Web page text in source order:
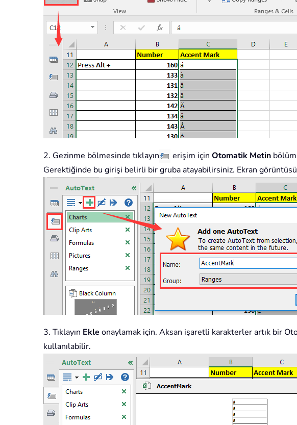
2. Gezinme bölmesinde tıklayın erişim için Otomatik Metin
Gerektiğinde bu girişi belirli bir gruba atayabilirsiniz. Ekran
3. Tıklayın Ekle onaylamak için. Aksan işaretli karakterler artık bir
kullanılabilir.